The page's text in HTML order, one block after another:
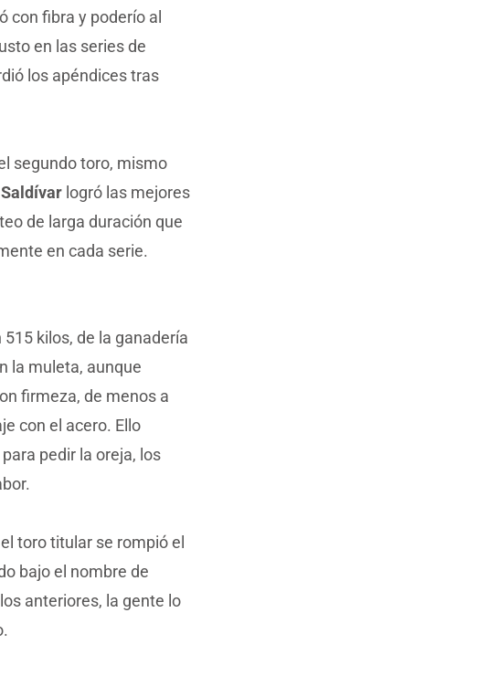
con fibra y poderío al
en las series de
los apéndices tras
segundo toro, mismo
Saldívarlogró las mejores
de larga duración que
en cada serie.
kilos, de la ganadería
la muleta, aunque
firmeza, de menos a
con el acero. Ello
pedir la oreja, los
toro titular se rompió el
bajo el nombre de
anteriores, la gente lo